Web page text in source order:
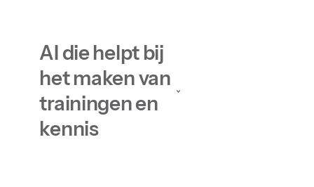
AI die helpt bij
het maken van
trainingen en
kennis